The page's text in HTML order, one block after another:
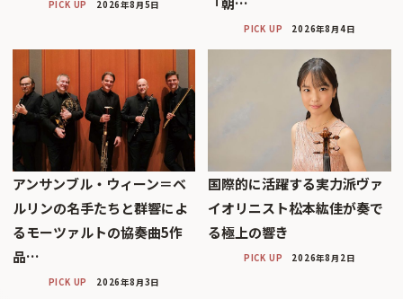
PICK UP 2026年8月5日
PICK UP 2026年8月4日
アンサンブル・ウィーン＝ベ
ルリンの名手たちと群響によ
るモーツァルトの協奏曲5作
品…
PICK UP 2026年8月3日
国際的に活躍する実力派ヴァ
イオリニスト松本紘佳が奏で
る極上の響き
PICK UP 2026年8月2日